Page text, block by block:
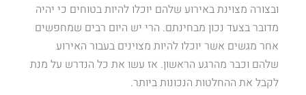
ובצורה מצוינת באירוע שלהם יוכלו להיות בטוחים כי יהיה
מדובר בצעד נכון מבחינתם. הרי יש היום רבים שמחפשים
אחר מגשים אשר יוכלו להיות מצוינים בעבור האירוע
שלהם וכבר מהרגע הראשון. אז עשו את כל הנדרש על מנת
לקבל את ההחלטות הנכונות ביותר.